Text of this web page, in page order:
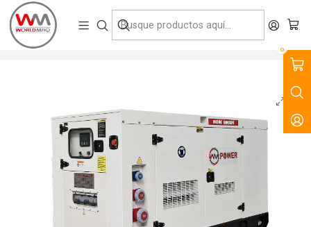
0
VENTA, ARRIENDO Y SERVICIO DE MAQUINARIA PARA LA
CONSTRUCCIÓN, MINERÍA E INDUSTRIA.
Inicio Productos Fuerza y Energía
Generadores Uso Contínuo
Generador Insonorizado 17kVA WM17F-SE (Motor FAW)